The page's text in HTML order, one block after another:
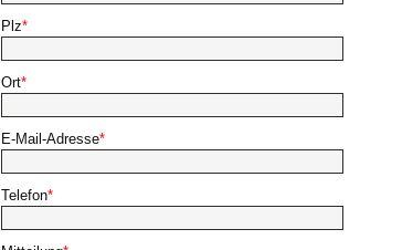
Plz*
Ort*
E-Mail-Adresse*
Telefon*